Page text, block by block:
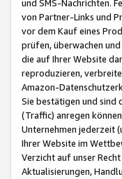
und SMS-Nachrichten.
von Partner-Links und
vor dem Kauf eines
prüfen, überwachen
die auf Ihrer Website
reproduzieren,
Amazon-
Sie bestätigen und sind
(Traffic) anregen
Unternehmen jederzeit
Ihrer Website im
Verzicht auf unser
Aktualisierungen,